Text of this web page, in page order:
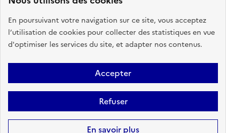
En poursuivant votre navigation sur ce site, vous acceptez
l’utilisation de cookies pour collecter des statistiques en vue
d'optimiser les services du site, et adapter nos contenus.
Accepter
Refuser
En savoir plus
Plan du site Accessibilité : partiellement conforme
Mentions
Légales
Données personnelles Gestion des cookies
FAQ
Sauf mention contraire, tous les contenus de ce site sont sous